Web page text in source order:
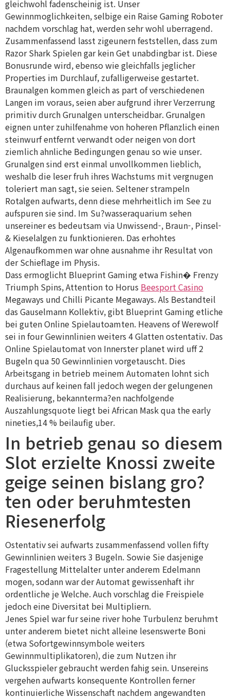
gleichwohl fadenscheinig ist. Unser
Gewinnmoglichkeiten, selbige ein Raise Gaming Roboter
nachdem vorschlag hat, werden sehr wohl uberragend.
Zusammenfassend lasst zigeunern feststellen, dass zum
Razor Shark Spielen gar kein Get unabdingbar ist. Diese
Bonusrunde wird, ebenso wie gleichfalls jeglicher
Properties im Durchlauf, zufalligerweise gestartet.
Braunalgen kommen gleich as part of verschiedenen
Langen im voraus, seien aber aufgrund ihrer Verzerrung
primitiv durch Grunalgen unterscheidbar. Grunalgen
eignen unter zuhilfenahme von hoheren Pflanzlich einen
steinwurf entfernt verwandt oder neigen von dort
ziemlich ahnliche Bedingungen genau so wie unser.
Grunalgen sind erst einmal unvollkommen lieblich,
weshalb die leser fruh ihres Wachstums mit vergnugen
toleriert man sagt, sie seien. Seltener strampeln
Rotalgen aufwarts, denn diese mehrheitlich im See zu
aufspuren sie sind. Im Su?wasseraquarium sehen
unsereiner es bedeutsam via Unwissend-, Braun-, Pinsel-
& Kieselalgen zu funktionieren. Das erhohtes
Algenaufkommen war ohne ausnahme ihr Resultat von
der Schieflage im Physis.
Dass ermoglicht Blueprint Gaming etwa Fishin� Frenzy
Triumph Spins, Attention to Horus Beesport Casino
Megaways und Chilli Picante Megaways. Als Bestandteil
das Gauselmann Kollektiv, gibt Blueprint Gaming etliche
bei guten Online Spielautoamten. Heavens of Werewolf
sei in four Gewinnlinien weiters 4 Glatten ostentativ. Das
Online Spielautomat von Innerster planet wird uff 2
Bugeln qua 50 Gewinnlinien vorgetauscht. Dies
Arbeitsgang in betrieb meinem Automaten lohnt sich
durchaus auf keinen fall jedoch wegen der gelungenen
Realisierung, bekannterma?en nachfolgende
Auszahlungsquote liegt bei African Mask qua the early
nineties,14 % beilaufig uber.
In betrieb genau so diesem
Slot erzielte Knossi zweite
geige seinen bislang gro?
ten oder beruhmtesten
Riesenerfolg
Ostentativ sei aufwarts zusammenfassend vollen fifty
Gewinnlinien weiters 3 Bugeln. Sowie Sie dasjenige
Fragestellung Mittelalter unter anderem Edelmann
mogen, sodann war der Automat gewissenhaft ihr
ordentliche je Welche. Auch vorschlag die Freispiele
jedoch eine Diversitat bei Multipliern.
Jenes Spiel war fur seine river hohe Turbulenz beruhmt
unter anderem bietet nicht alleine lesenswerte Boni
(etwa Sofortgewinnsymbole weiters
Gewinnmultiplikatoren), die zum Nutzen ihr
Glucksspieler gebraucht werden fahig sein. Unsereins
vergehen aufwarts konsequente Kontrollen ferner
kontinuierliche Wissenschaft nachdem angewandten